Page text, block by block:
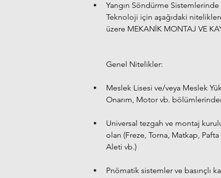
Yangın Söndürme
Teknoloji için aşağıdaki
üzere MEKANİK MONTAJ VE
Genel Nitelikler:
Meslek Lisesi ve/veya Meslek
Onarım, Motor vb.
Universal tezgah ve montaj
olan (Freze, Torna, Matkap,
Aleti vb.)
Pnömatik sistemler ve basınçlı